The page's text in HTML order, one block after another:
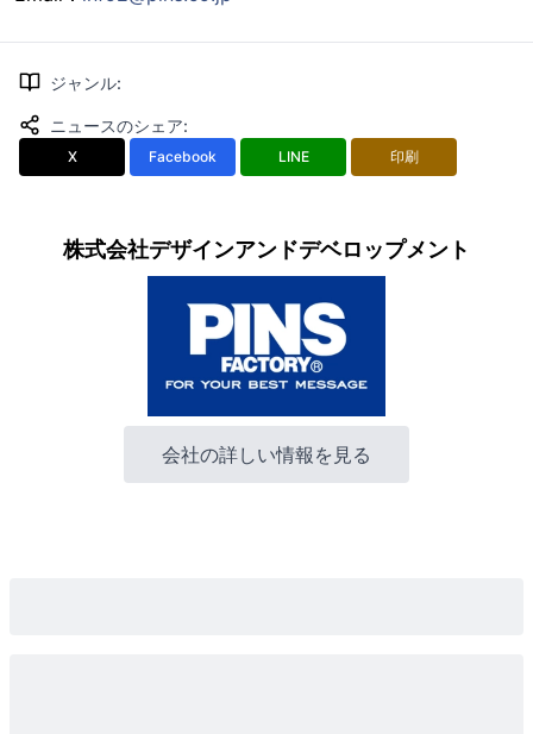
ジャンル:
ニュースのシェア:
X Facebook LINE 印刷
株式会社デザインアンドデベロップメント
会社の詳しい情報を見る